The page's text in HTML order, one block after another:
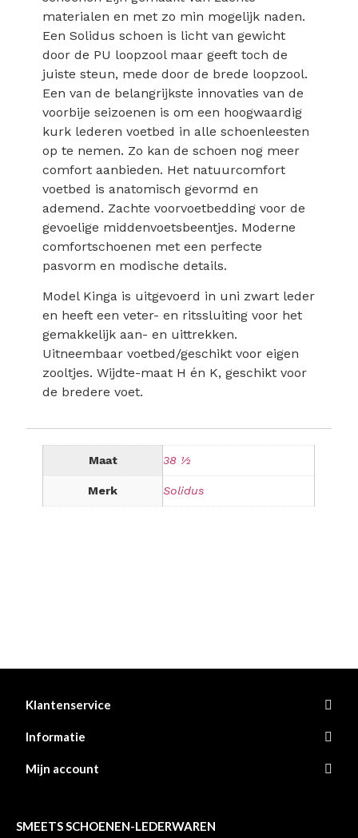
materialen en met zo min mogelijk naden.
Een Solidus schoen is licht van gewicht
door de PU loopzool maar geeft toch de
juiste steun, mede door de brede loopzool.
Een van de belangrijkste innovaties van de
voorbije seizoenen is om een hoogwaardig
kurk lederen voetbed in alle schoenleesten
op te nemen. Zo kan de schoen nog meer
comfort aanbieden. Het natuurcomfort
voetbed is anatomisch gevormd en
ademend. Zachte voorvoetbedding voor de
gevoelige middenvoetsbeentjes. Moderne
comfortschoenen met een perfecte
pasvorm en modische details.
Model Kinga is uitgevoerd in uni zwart leder
en heeft een veter- en ritssluiting voor het
gemakkelijk aan- en uittrekken.
Uitneembaar voetbed/geschikt voor eigen
zooltjes. Wijdte-maat H én K, geschikt voor
de bredere voet.
Maat 38 ½
Merk Solidus
Klantenservice
Informatie
Mijn account
SMEETS SCHOENEN-LEDERWAREN